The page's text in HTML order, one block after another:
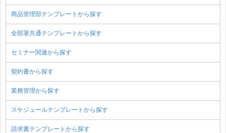
商品管理部テンプレートから探す
全部署共通テンプレートから探す
セミナー関連から探す
契約書から探す
業務管理から探す
スケジュールテンプレートから探す
請求書テンプレートから探す